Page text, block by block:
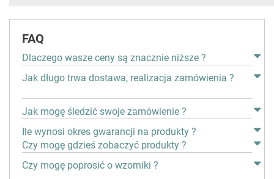
FAQ
Dlaczego wasze ceny są znacznie niższe ?
Jak długo trwa dostawa, realizacja zamówienia ?
Jak mogę śledzić swoje zamówienie ?
Ile wynosi okres gwarancji na produkty ?
Czy mogę gdzieś zobaczyć produkty ?
Czy mogę poprosić o wzorniki ?